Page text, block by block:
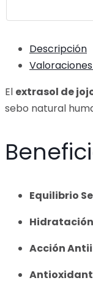
Descripción
El extrasol de
sebo natural
Equilibrio
Acción